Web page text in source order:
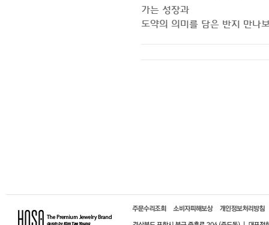
가는 성장과
도약의 의미를 담은 반지 만나